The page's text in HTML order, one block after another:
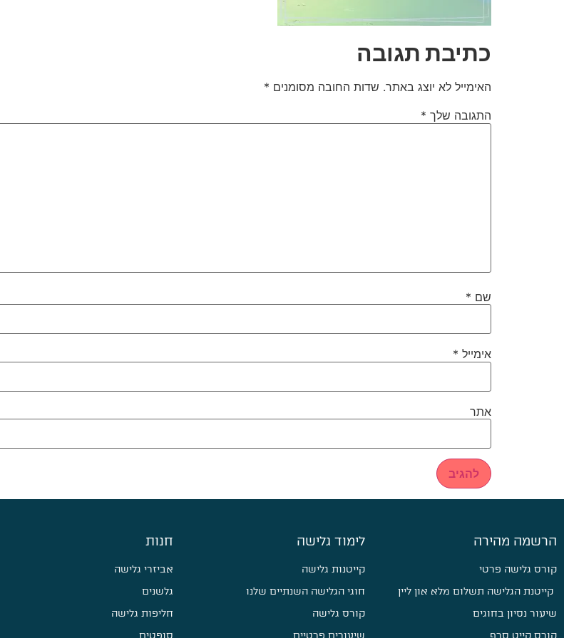
כתיבת תגובה
האימייל לא יוצג באתר. שדות החובה מסומנים *
התגובה שלך *
שם *
אימייל *
אתר
הרשמה מהירה
קורס גלישה פרטי
קייטנת הגלישה תשלום מלא און ליין
שיעור נסיון בחוגים
קורס קייט סרף
לימוד גלישה
קייטנות גלישה
חוגי הגלישה השנתיים שלנו
קורס גלישה
שיעורים פרטיים
חנות
אביזרי גלישה
גלשנים
חליפות גלישה
סופטים